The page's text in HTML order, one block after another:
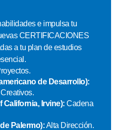
e impulsa tu
CERTIFICACIONES
a tu plan de estudios
de Desarrollo):
California, Irvine): Cadena
Palermo):Alta Dirección.